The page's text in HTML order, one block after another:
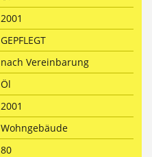
2001
GEPFLEGT
nach Vereinbarung
Öl
2001
Wohngebäude
80